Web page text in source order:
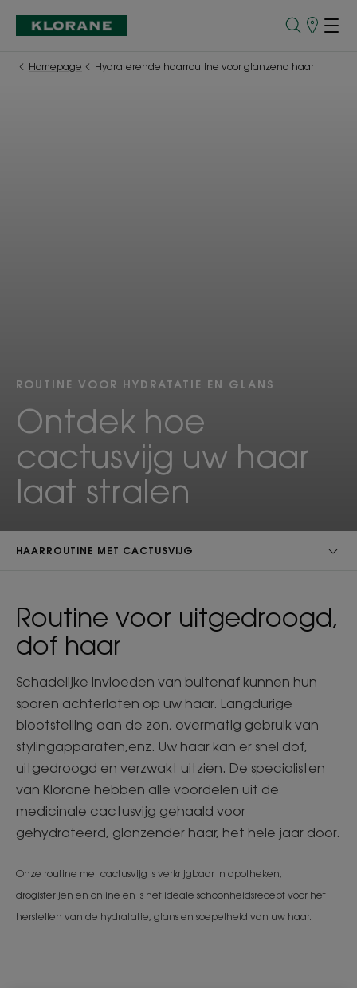
Homepage Hydraterende haarroutine voor glanzend haar
ROUTINE VOOR HYDRATATIE EN GLANS
Ontdek hoe
cactusvijg uw haar
laat stralen
HAARROUTINE MET CACTUSVIJG
Routine voor uitgedroogd,
dof haar
Schadelijke invloeden van buitenaf kunnen hun
sporen achterlaten op uw haar. Langdurige
blootstelling aan de zon, overmatig gebruik van
stylingapparaten,enz. Uw haar kan er snel dof,
uitgedroogd en verzwakt uitzien. De specialisten
van Klorane hebben alle voordelen uit de
medicinale cactusvijg gehaald voor
gehydrateerd, glanzender haar, het hele jaar door.
Onze routine met cactusvijg is verkrijgbaar in apotheken,
drogisterijen en online en is het ideale schoonheidsrecept voor het
herstellen van de hydratatie, glans en soepelheid van uw haar.